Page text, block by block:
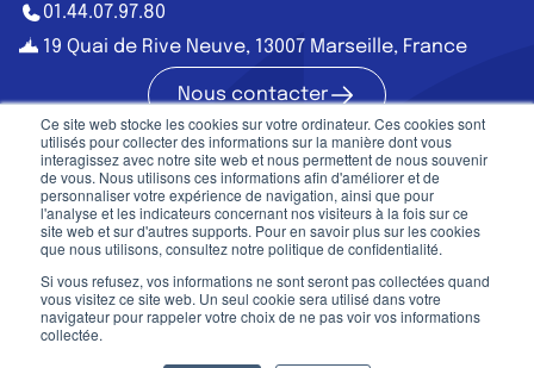
Ce site web stocke les cookies sur votre ordinateur. Ces cookies sont
utilisés pour collecter des informations sur la manière dont vous
interagissez avec notre site web et nous permettent de nous souvenir
de vous. Nous utilisons ces informations afin d'améliorer et de
personnaliser votre expérience de navigation, ainsi que pour
l'analyse et les indicateurs concernant nos visiteurs à la fois sur ce
site web et sur d'autres supports. Pour en savoir plus sur les cookies
que nous utilisons, consultez notre politique de confidentialité.
Si vous refusez, vos informations ne sont seront pas collectées quand
vous visitez ce site web. Un seul cookie sera utilisé dans votre
navigateur pour rappeler votre choix de ne pas voir vos informations
collectée.
01.44.07.97.80
19 Quai de Rive Neuve, 13007 Marseille, France
Nous contacter
Communication publique
©2026, Mots-Clés. Tous droits réservés
Designéet développéen France
Vous êtes au pied de la page. Et si vous nous